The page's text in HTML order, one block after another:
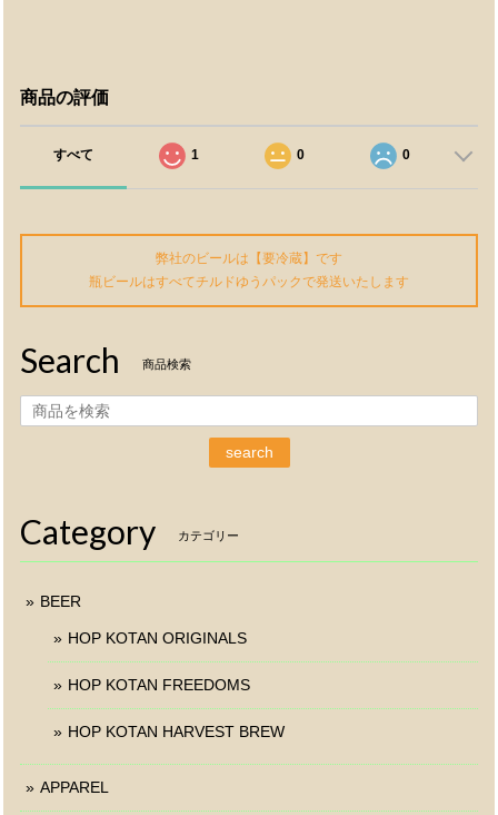
商品の評価
すべて 1 0 0
弊社のビールは【要冷蔵】です
瓶ビールはすべてチルドゆうパックで発送いたします
Search 商品検索
search
Category カテゴリー
BEER
HOP KOTAN ORIGINALS
HOP KOTAN FREEDOMS
HOP KOTAN HARVEST BREW
APPAREL